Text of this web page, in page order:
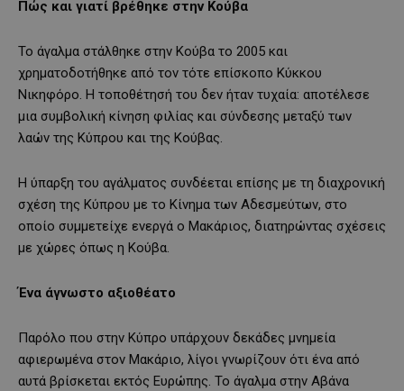
Πώς και γιατί βρέθηκε στην Κούβα
Το άγαλμα στάλθηκε στην Κούβα το 2005 και
χρηματοδοτήθηκε από τον τότε επίσκοπο Κύκκου
Νικηφόρο. Η τοποθέτησή του δεν ήταν τυχαία: αποτέλεσε
μια συμβολική κίνηση φιλίας και σύνδεσης μεταξύ των
λαών της Κύπρου και της Κούβας.
Η ύπαρξη του αγάλματος συνδέεται επίσης με τη διαχρονική
σχέση της Κύπρου με το Κίνημα των Αδεσμεύτων, στο
οποίο συμμετείχε ενεργά ο Μακάριος, διατηρώντας σχέσεις
με χώρες όπως η Κούβα.
Ένα άγνωστο αξιοθέατο
Παρόλο που στην Κύπρο υπάρχουν δεκάδες μνημεία
αφιερωμένα στον Μακάριο, λίγοι γνωρίζουν ότι ένα από
αυτά βρίσκεται εκτός Ευρώπης. Το άγαλμα στην Αβάνα